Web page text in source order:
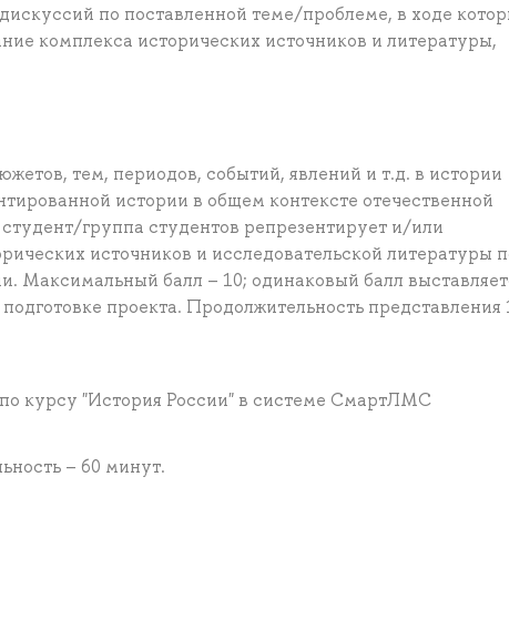
по поставленной теме/проблеме, в ходе
комплекса исторических источников и литературы,
тем, периодов, событий, явлений и т.д. в истории
истории в общем контексте отечественной
группа студентов репрезентирует и/или
источников и исследовательской литературы
Максимальный балл – 10; одинаковый балл
проекта. Продолжительность представления
курсу "История России" в системе СмартЛМС
– 60 минут.